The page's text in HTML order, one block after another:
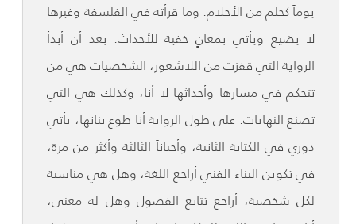
يوماً كحلم من الأحلام. وما قرأته في الفلسفة وغيرها
لا يضيع ويأتي بمعانٍ خفية للأحداث. بعد أن أبدأ
الرواية التي قفزت من اللاشعور، الشخصيات هي من
تتحكم في مسارها وأحداثها لا أنا، وكذلك هي التي
تصنع النهايات. على طول الرواية أنا طوع بنانها، يأتي
دوري في الكتابة الثانية، وأحياناً الثالثة وأكثر من مرة،
في تكوين البناء الفني أراجع اللغة، وهل هي مناسبة
لكل شخصية، أراجع تتابع الفصول وهل له معنى،